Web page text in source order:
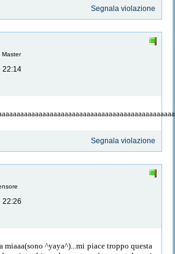
Segnala violazione
Master
22:14
Segnala violazione
22:26
miaaa(sono ^yaya^)...mi piace troppo questa